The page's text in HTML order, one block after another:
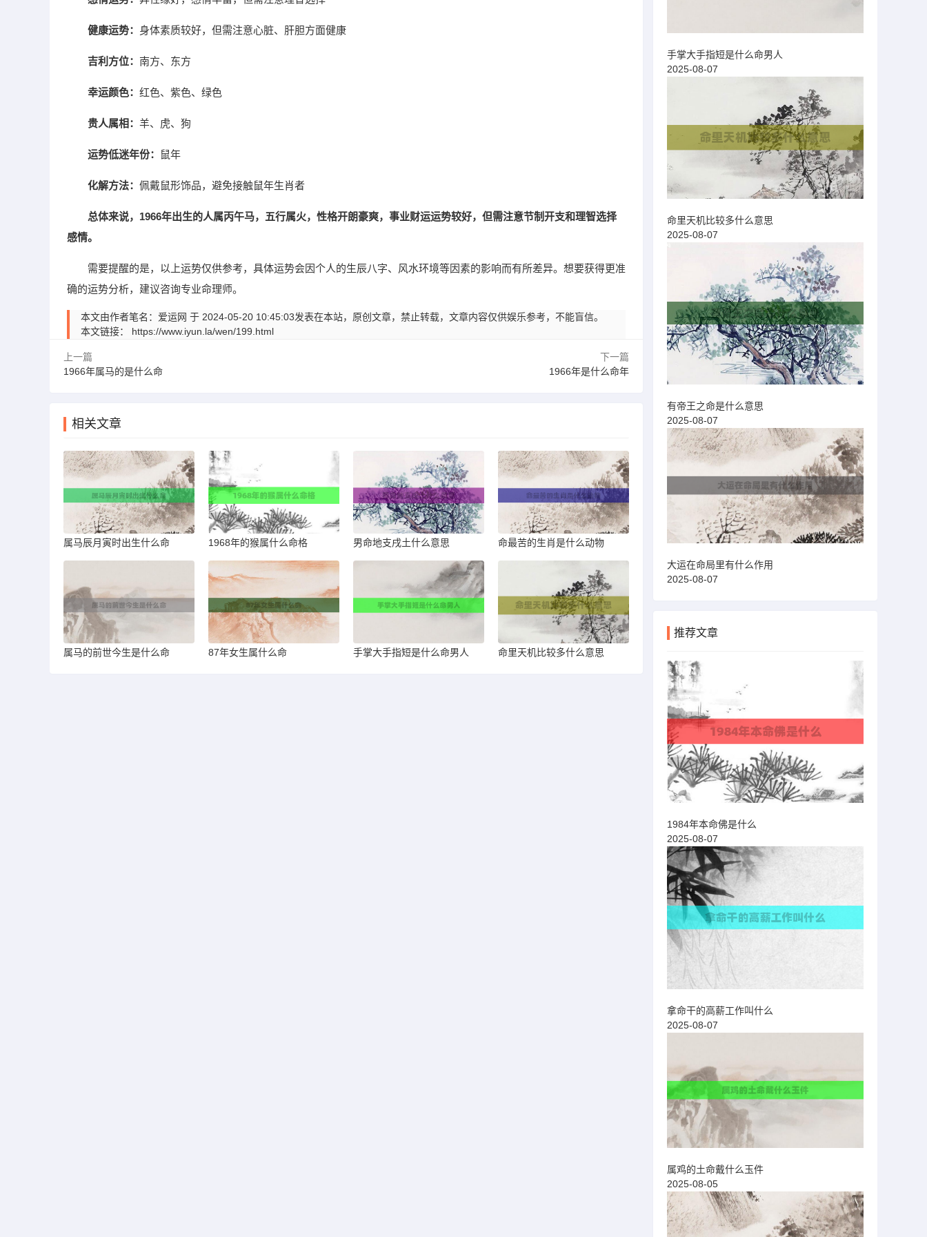
健康运势： 身体素质较好，但需注意心脏、肝胆方面健康
吉利方位： 南方、东方
幸运颜色： 红色、紫色、绿色
贵人属相： 羊、虎、狗
运势低迷年份： 鼠年
化解方法： 佩戴鼠形饰品，避免接触鼠年生肖者
总体来说，1966年出生的人属丙午马，五行属火，性格开朗豪爽，事业财运运势较好，但需注意节制开支和理智选择
感情。
需要提醒的是，以上运势仅供参考，具体运势会因个人的生辰八字、风水环境等因素的影响而有所差异。想要获得更准
确的运势分析，建议咨询专业命理师。
本文由作者笔名：爱运网 于 2024-05-20 10:45:03发表在本站，原创文章，禁止转载，文章内容仅供娱乐参考，不能盲信。
本文链接： https://www.iyun.la/wen/199.html
上一篇
1966年属马的是什么命
下一篇
1966年是什么命年
相关文章
属马辰月寅时出生什么命 1968年的猴属什么命格 男命地支戌土什么意思 命最苦的生肖是什么动物
属马的前世今生是什么命 87年女生属什么命 手掌大手指短是什么命男人 命里天机比较多什么意思
手掌大手指短是什么命男人
2025-08-07
命里天机比较多什么意思
2025-08-07
有帝王之命是什么意思
2025-08-07
大运在命局里有什么作用
2025-08-07
推荐文章
1984年本命佛是什么
2025-08-07
拿命干的高薪工作叫什么
2025-08-07
属鸡的土命戴什么玉件
2025-08-05